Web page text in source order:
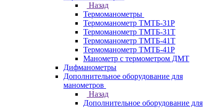
Назад
Термоманометры
Термоманометр ТМТБ-31Р
Термоманометр ТМТБ-31Т
Термоманометр ТМТБ-41Т
Термоманометр ТМТБ-41Р
Манометр с термометром ДМТ
Дифманометры
Дополнительное оборудование для
манометров
Назад
Дополнительное оборудование для